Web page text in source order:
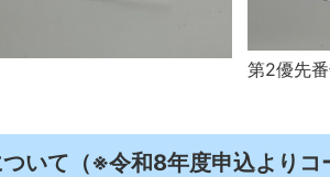
第2優先
いて（※令和8年度申込よりコ